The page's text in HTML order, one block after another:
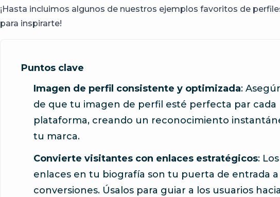
¡Hasta incluimos algunos de nuestros ejemplos favoritos de
para inspirarte!
Puntos clave
Imagen de perfil consistente y optimizada:
de que tu imagen de perfil esté perfecta par cada
plataforma, creando un reconocimiento
tu marca.
Convierte visitantes con enlaces estratégicos: Los
enlaces en tu biografía son tu puerta de entrada a
conversiones. Úsalos para guiar a los usuarios hacia